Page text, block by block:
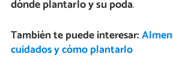
dónde plantarlo y su poda.
También te puede interesar:
cuidados y cómo plantarlo